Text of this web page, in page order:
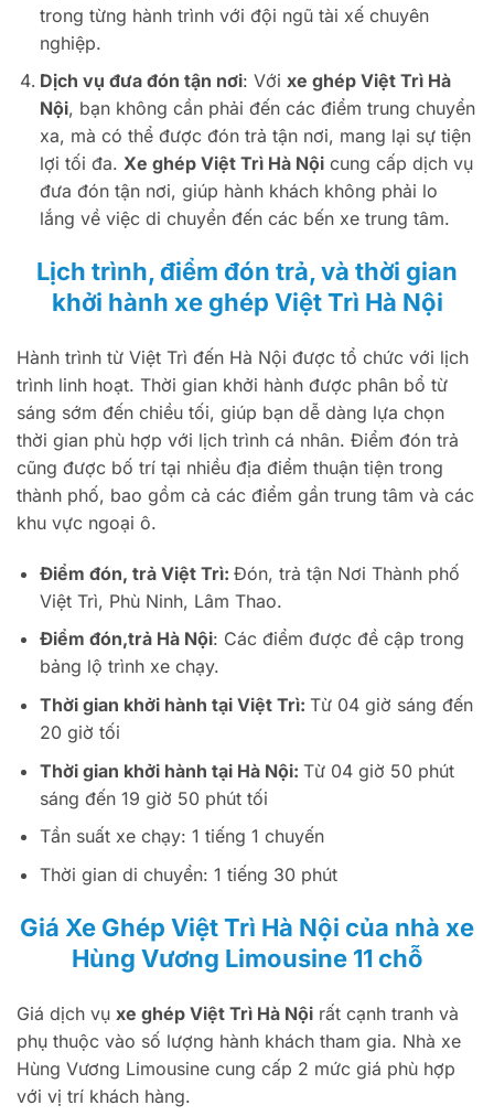
trong từng hành trình với đội ngũ tài xế chuyên
nghiệp.
Dịch vụ đưa đón tận nơi: Với xe ghép Việt Trì Hà
Nội, bạn không cần phải đến các điểm trung chuyển
xa, mà có thể được đón trả tận nơi, mang lại sự tiện
lợi tối đa. Xe ghép Việt Trì Hà Nộicung cấp dịch vụ
đưa đón tận nơi, giúp hành khách không phải lo
lắng về việc di chuyển đến các bến xe trung tâm.
Lịch trình, điểm đón trả, và thời gian
khởi hành xe ghép Việt Trì Hà Nội
Hành trình từ Việt Trì đến Hà Nội được tổ chức với lịch
trình linh hoạt. Thời gian khởi hành được phân bổ từ
sáng sớm đến chiều tối, giúp bạn dễ dàng lựa chọn
thời gian phù hợp với lịch trình cá nhân. Điểm đón trả
cũng được bố trí tại nhiều địa điểm thuận tiện trong
thành phố, bao gồm cả các điểm gần trung tâm và các
khu vực ngoại ô.
Điểm đón, trả Việt Trì: Đón, trả tận Nơi Thành phố
Việt Trì, Phù Ninh, Lâm Thao.
Điểm đón,trả Hà Nội: Các điểm được đề cập trong
bảng lộ trình xe chạy.
Thời gian khởi hành tại Việt Trì: Từ 04 giờ sáng đến
20 giờ tối
Thời gian khởi hành tại Hà Nội: Từ 04 giờ 50 phút
sáng đến 19 giờ 50 phút tối
Tần suất xe chạy: 1 tiếng 1 chuyến
Thời gian di chuyển: 1 tiếng 30 phút
Giá Xe Ghép Việt Trì Hà Nội của nhà xe
Hùng Vương Limousine 11 chỗ
Giá dịch vụ xe ghép Việt Trì Hà Nội rất cạnh tranh và
phụ thuộc vào số lượng hành khách tham gia. Nhà xe
Hùng Vương Limousine cung cấp 2 mức giá phù hợp
với vị trí khách hàng.